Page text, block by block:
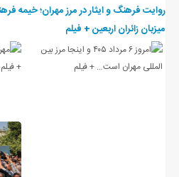
روایت فرهنگ و ایثار در مرز مهران؛ خیمه
میزبان زائران اربعین + فیلم